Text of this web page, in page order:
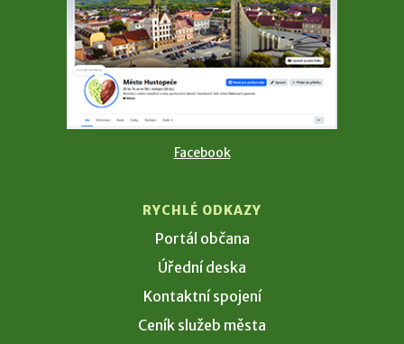
Facebook
RYCHLÉ ODKAZY
Portál občana
Úřední deska
Kontaktní spojení
Ceník služeb města